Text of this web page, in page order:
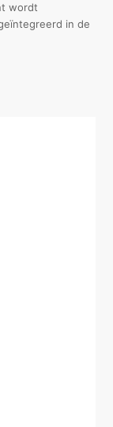
wordt
in de